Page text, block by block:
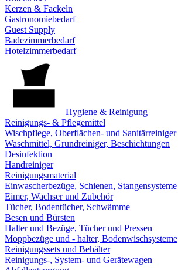
Kerzen & Fackeln
Gastronomiebedarf
Guest Supply
Badezimmerbedarf
Hotelzimmerbedarf
Hygiene & Reinigung
Reinigungs- & Pflegemittel
Wischpflege, Oberflächen- und Sanitärreiniger
Waschmittel, Grundreiniger, Beschichtungen
Desinfektion
Handreiniger
Reinigungsmaterial
Einwascherbezüge, Schienen, Stangensysteme
Eimer, Wachser und Zubehör
Tücher, Bodentücher, Schwämme
Besen und Bürsten
Halter und Bezüge, Tücher und Pressen
Moppbezüge und - halter, Bodenwischsysteme
Reinigungssets und Behälter
Reinigungs-, System- und Gerätewagen